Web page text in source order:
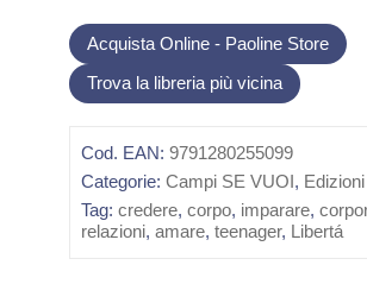
Acquista Online - Paoline Store
Cod. EAN:9791280255099
Categorie:Campi SE VUOI, Edizioni
Tag:credere,corpo, imparare,
relazioni,amare,teenager, Libertá
Trova la libreria più vicina